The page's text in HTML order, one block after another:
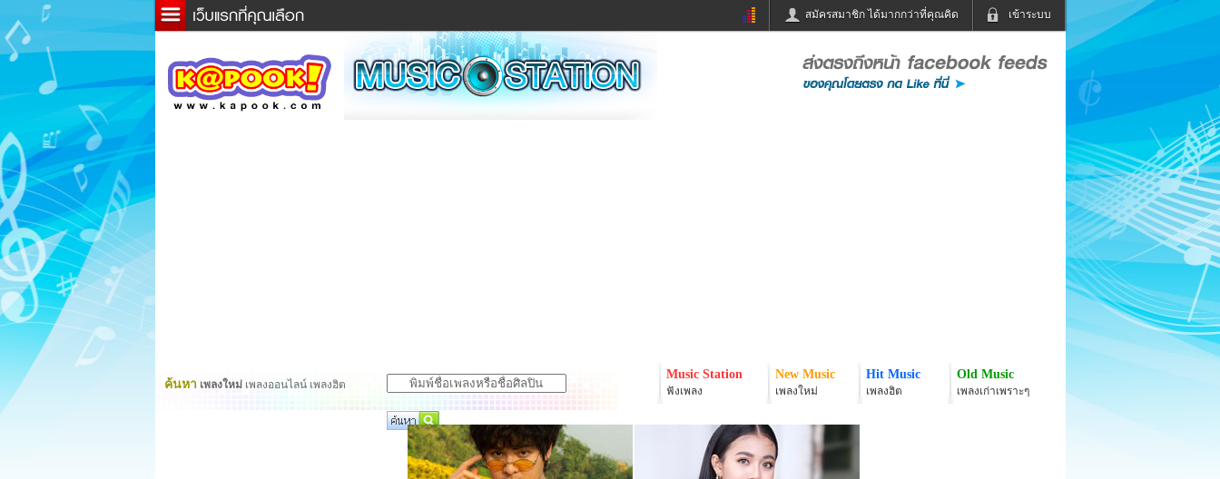
เข้าระบบ
สมัครสมาชิก ได้มากกว่าที่คุณคิด
ข่าวด่วน ข่าวสั้น
ละคร
หนังใหม่
ฟังวิทยุออนไลน์
หมากรุกไทย
Email
ค้นหา เพลงใหม่ เพลงออนไลน์ เพลงฮิต
Music Station
ฟังเพลง
New Music
เพลงใหม่
Hit Music
เพลงฮิต
Old Music
เพลงเก่าเพราะๆ